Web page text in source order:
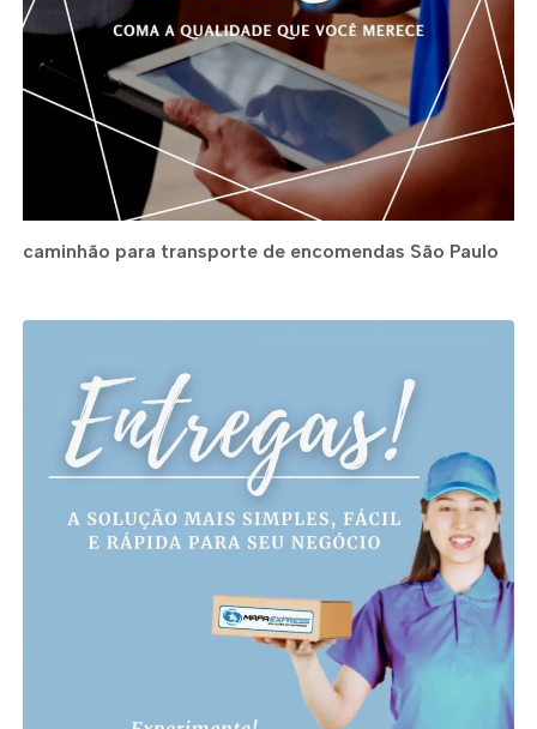
caminhão para transporte de encomendas São Paulo